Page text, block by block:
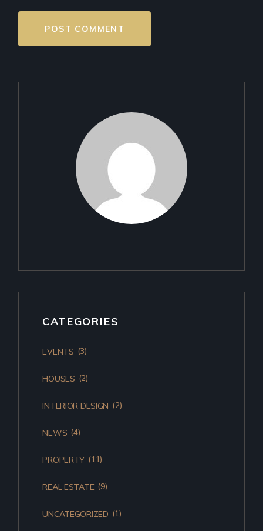
POST COMMENT
CATEGORIES
EVENTS (3)
HOUSES (2)
INTERIOR DESIGN (2)
NEWS (4)
PROPERTY (11)
REAL ESTATE (9)
UNCATEGORIZED (1)